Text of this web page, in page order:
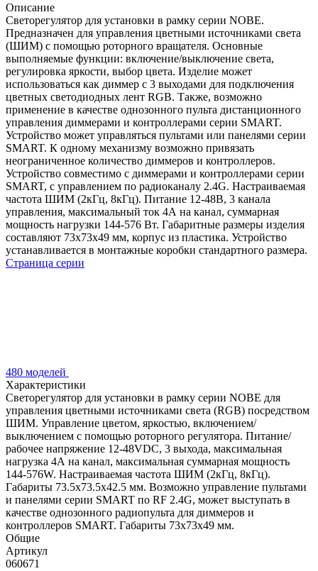
Описание
Светорегулятор для установки в рамку серии NOBE.
Предназначен для управления цветными источниками света
(ШИМ) с помощью роторного вращателя. Основные
выполняемые функции: включение/выключение света,
регулировка яркости, выбор цвета. Изделие может
использоваться как диммер с 3 выходами для подключения
цветных светодиодных лент RGB. Также, возможно
применение в качестве однозонного пульта дистанционного
управления диммерами и контроллерами серии SMART.
Устройство может управляться пультами или панелями серии
SMART. К одному механизму возможно привязать
неограниченное количество диммеров и контроллеров.
Устройство совместимо с диммерами и контроллерами серии
SMART, с управлением по радиоканалу 2.4G. Настраиваемая
частота ШИМ (2кГц, 8кГц). Питание 12-48В, 3 канала
управления, максимальный ток 4А на канал, суммарная
мощность нагрузки 144-576 Вт. Габаритные размеры изделия
составляют 73х73х49 мм, корпус из пластика. Устройство
устанавливается в монтажные коробки стандартного размера.
Страница серии
480 моделей
Характеристики
Светорегулятор для установки в рамку серии NOBE для
управления цветными источниками света (RGB) посредством
ШИМ. Управление цветом, яркостью, включением/
выключением с помощью роторного регулятора. Питание/
рабочее напряжение 12-48VDC, 3 выхода, максимальная
нагрузка 4А на канал, максимальная суммарная мощность
144-576W. Настраиваемая частота ШИМ (2кГц, 8кГц).
Габариты 73.5х73.5х42.5 мм. Возможно управление пультами
и панелями серии SMART по RF 2.4G, может выступать в
качестве однозонного радиопульта для диммеров и
контроллеров SMART. Габариты 73х73х49 мм.
Общие
Артикул
060671